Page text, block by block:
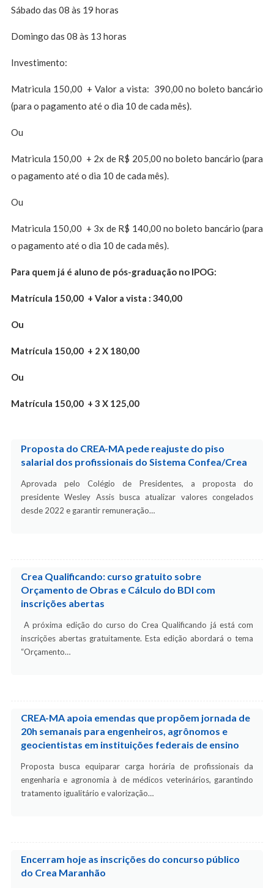
Sábado das 08 às 19 horas
Domingo das 08 às 13 horas
Investimento:
Matricula 150,00 + Valor a vista: 390,00 no boleto bancário
(para o pagamento até o dia 10 de cada mês).
Ou
Matricula 150,00 + 2x de R$ 205,00 no boleto bancário (para
o pagamento até o dia 10 de cada mês).
Ou
Matricula 150,00 + 3x de R$ 140,00 no boleto bancário (para
o pagamento até o dia 10 de cada mês).
Para quem já é aluno de pós-graduação no IPOG:
Matrícula 150,00 + Valor a vista : 340,00
Ou
Matrícula 150,00 + 2 X 180,00
Ou
Matrícula 150,00 + 3 X 125,00
Proposta do CREA-MA pede reajuste do piso
salarial dos profissionais do Sistema Confea/Crea
Aprovada pelo Colégio de Presidentes, a proposta do
presidente Wesley Assis busca atualizar valores congelados
desde 2022 e garantir remuneração…
Crea Qualificando: curso gratuito sobre
Orçamento de Obras e Cálculo do BDI com
inscrições abertas
A próxima edição do curso do Crea Qualificando já está com
inscrições abertas gratuitamente. Esta edição abordará o tema
“Orçamento…
CREA-MA apoia emendas que propõem jornada de
20h semanais para engenheiros, agrônomos e
geocientistas em instituições federais de ensino
Proposta busca equiparar carga horária de profissionais da
engenharia e agronomia à de médicos veterinários, garantindo
tratamento igualitário e valorização…
Encerram hoje as inscrições do concurso público
do Crea Maranhão